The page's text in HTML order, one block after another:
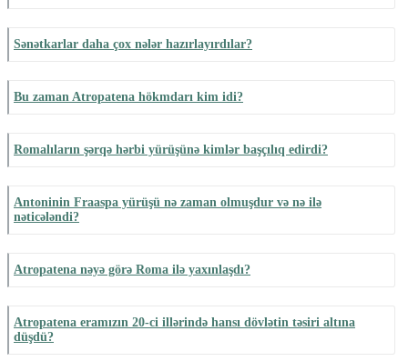
Sənətkarlar daha çox nələr hazırlayırdılar?
Bu zaman Atropatena hökmdarı kim idi?
Romalıların şərqə hərbi yürüşünə kimlər başçılıq edirdi?
Antoninin Fraaspa yürüşü nə zaman olmuşdur və nə ilə
nəticələndi?
Atropatena nəyə görə Roma ilə yaxınlaşdı?
Atropatena eramızın 20-ci illərində hansı dövlətin təsiri altına
düşdü?